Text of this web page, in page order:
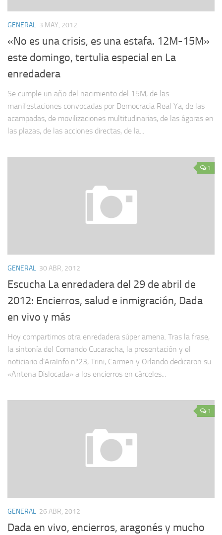
GENERAL 3 MAY, 2012
«No es una crisis, es una estafa. 12M-15M»
este domingo, tertulia especial en La
enredadera
Se cumple un año del nacimiento del 15M, de las
manifestaciones convocadas por Democracia Real Ya, de las
acampadas, de movilizaciones multitudinarias, de las ágoras en
las plazas, de las acciones directas, de la...
1
GENERAL 30 ABR, 2012
Escucha La enredadera del 29 de abril de
2012: Encierros, salud e inmigración, Dada
en vivo y más
Hoy compartimos otra enredadera súper amena. Tras la frase,
la sintonía del Comando Cucaracha, la presentación y el
noticiario d’AraInfo nº23, Trini, Carmen y Orlando dedicaron su
«Antena Dislocada» a los encierros en cárceles...
1
GENERAL 26 ABR, 2012
Dada en vivo, encierros, aragonés y mucho